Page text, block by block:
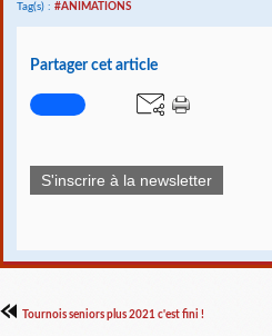
Tag(s) : #ANIMATIONS
Partager cet article
S'inscrire à la newsletter
Tournois seniors plus 2021 c'est fini !